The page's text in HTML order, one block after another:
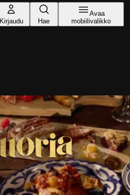
Kirjaudu Hae
Avaa
mobiilivalikko